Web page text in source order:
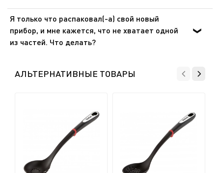
устройства.
Дополнительные сведения содержатся в разделе
«Гарантия» этого веб-сайта.
Я только что распаковал(-а) свой новый
прибор, и мне кажется, что не хватает одной
из частей. Что делать?
найти приемлемое решение.
АЛЬТЕРНАТИВНЫЕ ТОВАРЫ